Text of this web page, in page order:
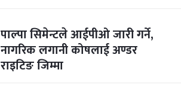
पाल्पा सिमेन्टले आईपीओ जारी गर्ने,
नागरिक लगानी कोषलाई अण्डर
राइटिङ जिम्मा